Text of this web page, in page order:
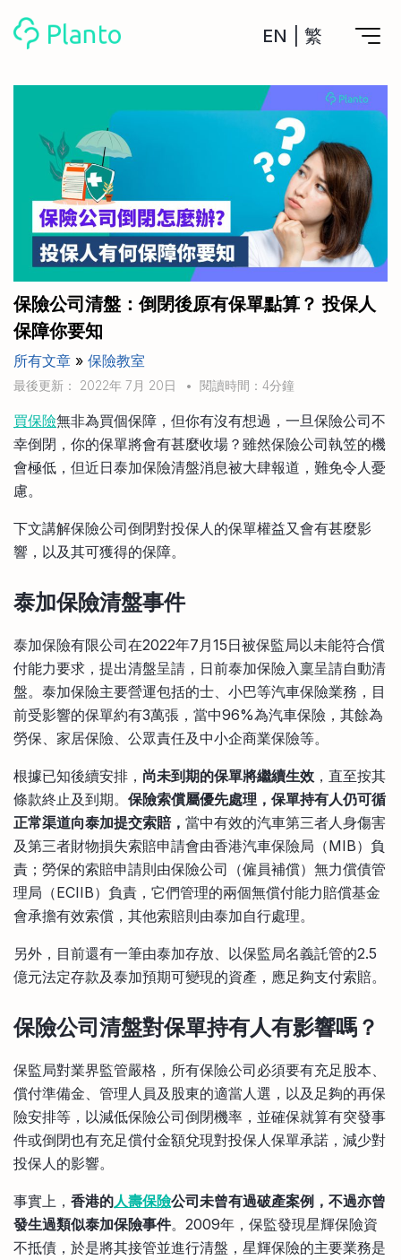
EN 繁
計劃買樓
計劃買樓第一步
全功能記賬
管理及分析所有戶口
管理MPF戶口
一次過管理所有強積金戶口
申請清卡數/私人貸款
CreFIT x Planto推廣優惠
私人貸款
年利率/APR/年息比較
投資戶口 (美股)
比較最抵美股投資戶口
投資戶口 (港股)
比較最抵港股投資戶口
投資加密貨幣
比較最抵Crypto交易所
月供股票計劃
比較最抵月供計劃戶口
比較定存利率
信用卡
比較各種最優惠信用卡
關於我們
Academy
Marketplace
其他網站
手機App與理財資訊
商業解決方案
企業服務
保險公司清盤：倒閉後原有保單點算？ 投保人
保障你要知
所有文章 » 保險教室
最後更新： 2022年 7月 20日 • 閱讀時間：4分鐘
買保險無非為買個保障，但你有沒有想過，一旦保險公司不
幸倒閉，你的保單將會有甚麼收場？雖然保險公司執笠的機
會極低，但近日泰加保險清盤消息被大肆報道，難免令人憂
慮。
下文講解保險公司倒閉對投保人的保單權益又會有甚麼影
響，以及其可獲得的保障。
泰加保險清盤事件
泰加保險有限公司在2022年7月15日被保監局以未能符合償
付能力要求，提出清盤呈請，日前泰加保險入稟呈請自動清
盤。泰加保險主要營運包括的士、小巴等汽車保險業務，目
前受影響的保單約有3萬張，當中96%為汽車保險，其餘為
勞保、家居保險、公眾責任及中小企商業保險等。
根據已知後續安排， 尚未到期的保單將繼續生效 ，直至按其
條款終止及到期。 保險索償屬優先處理，保單持有人仍可循
正常渠道向泰加提交索賠， 當中有效的汽車第三者人身傷害
及第三者財物損失索賠申請會由香港汽車保險局（MIB）負
責；勞保的索賠申請則由保險公司（僱員補償）無力償債管
理局（ECIIB）負責，它們管理的兩個無償付能力賠償基金
會承擔有效索償，其他索賠則由泰加自行處理。
另外，目前還有一筆由泰加存放、以保監局名義託管的2.5
億元法定存款及泰加預期可變現的資產，應足夠支付索賠。
保險公司清盤對保單持有人有影響嗎？
保監局對業界監管嚴格，所有保險公司必須要有充足股本、
償付準備金、管理人員及股東的適當人選，以及足夠的再保
險安排等，以減低保險公司倒閉機率，並確保就算有突發事
件或倒閉也有充足償付金額兌現對投保人保單承諾，減少對
投保人的影響。
事實上， 香港的人壽保險公司未曾有過破產案例，不過亦曾
發生過類似泰加保險事件。2009年，保監發現星輝保險資
不抵債，於是將其接管並進行清盤，星輝保險的主要業務是